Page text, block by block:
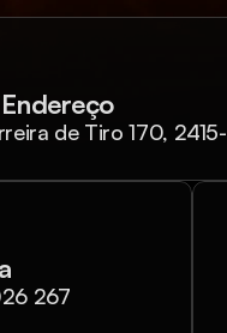
de Tiro 170,
267